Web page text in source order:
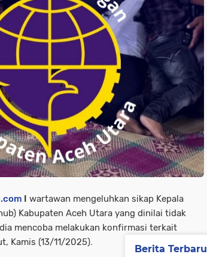
I wartawan mengeluhkan sikap Kepala
Kabupaten Aceh Utara yang dinilai tidak
mencoba melakukan konfirmasi terkait
Kamis (13/11/2025).
Berita Terbaru